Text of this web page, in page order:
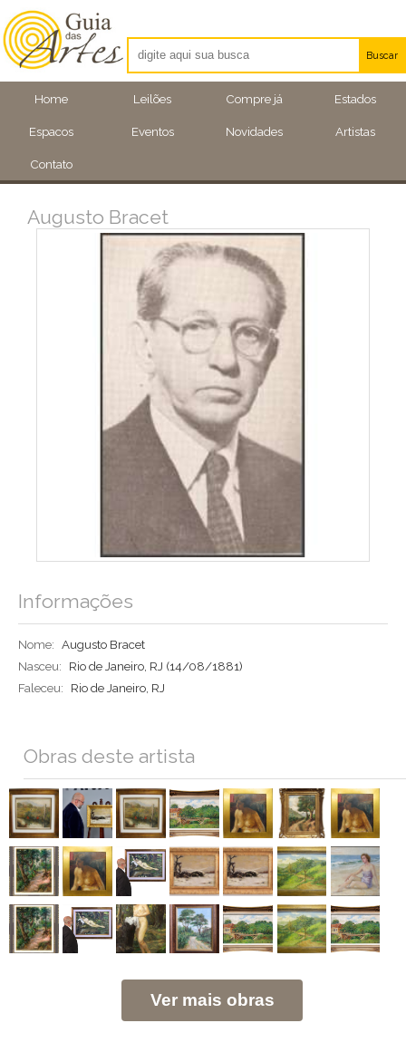
Home Leilões Compre já Estados
Espacos Eventos Novidades Artistas
Contato
Buscar
Artistas
Eventos
Augusto Bracet
Informações
Nome: Augusto Bracet
Nasceu:
Rio de Janeiro, RJ (14/08/1881)
Faleceu:
Rio de Janeiro, RJ
Obras deste artista
Ver mais obras